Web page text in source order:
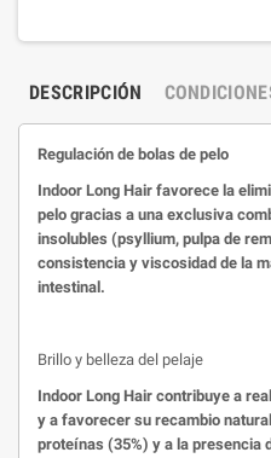
DESCRIPCIÓN
Regulación de bolas de pelo
Indoor Long Hair favorece la
pelo gracias a una exclusiva
insolubles (psyllium, pulpa de
consistencia y viscosidad de la
intestinal.
Brillo y belleza del pelaje
Indoor Long Hair contribuye a
y a favorecer su recambio
proteínas (35%) y a la presencia